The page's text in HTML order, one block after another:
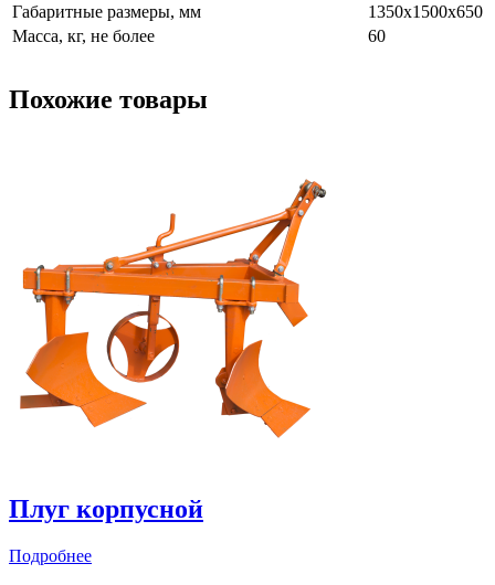
Габаритные размеры, мм
1350х1500х650
Масса, кг, не более
60
Похожие товары
Плуг корпусной
Подробнее